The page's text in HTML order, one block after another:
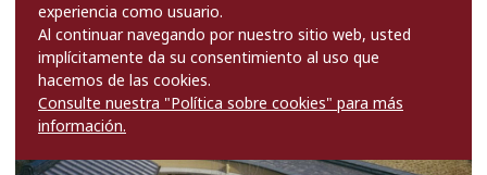
experiencia como usuario.
Al continuar navegando por nuestro sitio web, usted
implícitamente da su consentimiento al uso que
hacemos de las cookies.
Consulte nuestra "Política sobre cookies" para más
información.